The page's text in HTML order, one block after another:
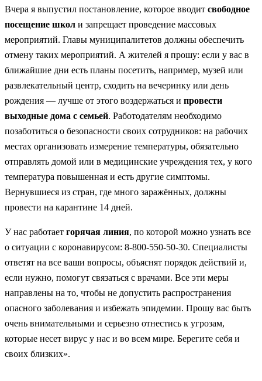
Вчера я выпустил постановление, которое вводит свободное
посещение школ и запрещает проведение массовых
мероприятий. Главы муниципалитетов должны обеспечить
отмену таких мероприятий. А жителей я прошу: если у вас в
ближайшие дни есть планы посетить, например, музей или
развлекательный центр, сходить на вечеринку или день
рождения — лучше от этого воздержаться и провести
выходные дома с семьей. Работодателям необходимо
позаботиться о безопасности своих сотрудников: на рабочих
местах организовать измерение температуры, обязательно
отправлять домой или в медицинские учреждения тех, у кого
температура повышенная и есть другие симптомы.
Вернувшиеся из стран, где много заражённых, должны
провести на карантине 14 дней.
У нас работает горячая линия, по которой можно узнать все
о ситуации с коронавирусом: 8-800-550-50-30. Специалисты
ответят на все ваши вопросы, объяснят порядок действий и,
если нужно, помогут связаться с врачами. Все эти меры
направлены на то, чтобы не допустить распространения
опасного заболевания и избежать эпидемии. Прошу вас быть
очень внимательными и серьезно отнестись к угрозам,
которые несет вирус у нас и во всем мире. Берегите себя и
своих близких».